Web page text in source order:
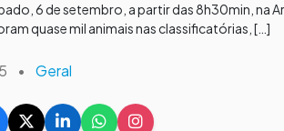
6 de setembro, a partir das 8h30min, na
quase mil animais nas classificatórias, […]
• Geral